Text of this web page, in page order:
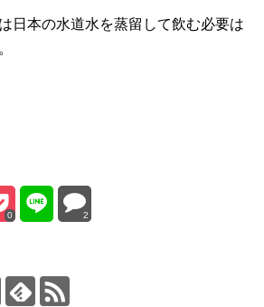
日本の水道水を蒸留して飲む必要は
0 2